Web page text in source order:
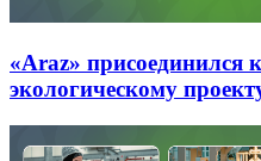
«Araz» присоединился
экологическому